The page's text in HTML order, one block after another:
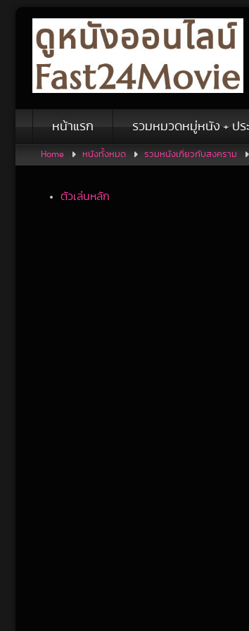
content
หน้าแรก รวมหมวดหมู่หนัง + ปร
Home หนังทั้งหมด รวมหนังเกี่ยวกับสงคราม
ตัวเล่นหลัก